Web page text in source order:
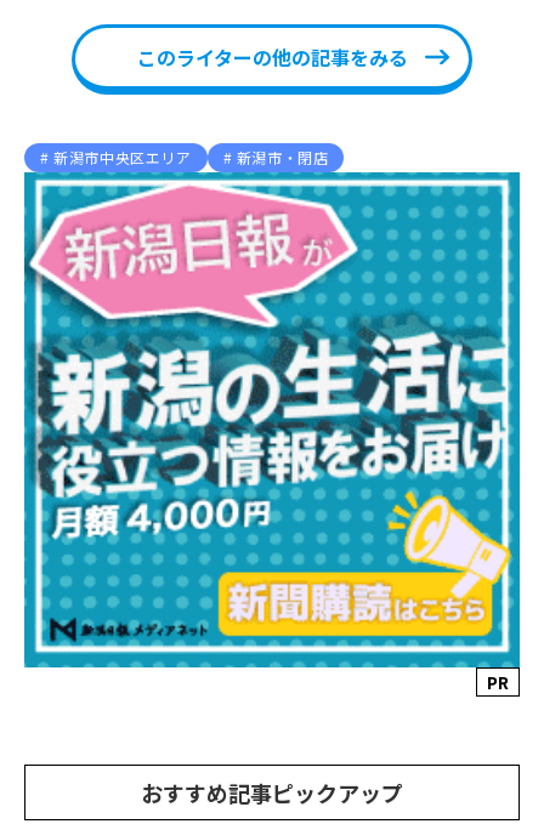
このライターの他の記事をみる
新潟市中央区エリア 新潟市・閉店
PR
おすすめ記事ピックアップ